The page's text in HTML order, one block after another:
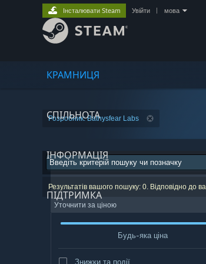
КРАМНИЦЯ
СПІЛЬНОТА
ІНФОРМАЦІЯ
ПІДТРИМКА
Інсталювати Steam Увійти мова
Розробник: Bathysfear Labs
Результатів вашого пошуку: 0. Відповідно
Уточнити за ціною
Будь-яка ціна
Знижки та події